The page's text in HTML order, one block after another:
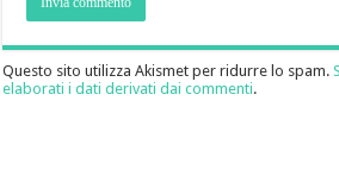
Questo sito utilizza Akismet per ridurre lo spam.
elaborati i dati derivati dai commenti.